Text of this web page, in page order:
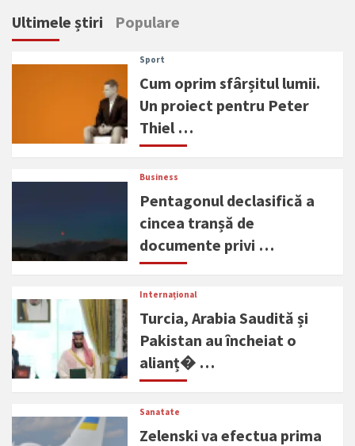
Ultimele știri Populare
Sport
Cum oprim sfârșitul lumii.
Un proiect pentru Peter
Thiel …
Business
Pentagonul declasifică a
cincea tranșă de
documente privi …
Internațional
Turcia, Arabia Saudită și
Pakistan au încheiat o
alianț� …
Sanatate
Zelenski va efectua prima